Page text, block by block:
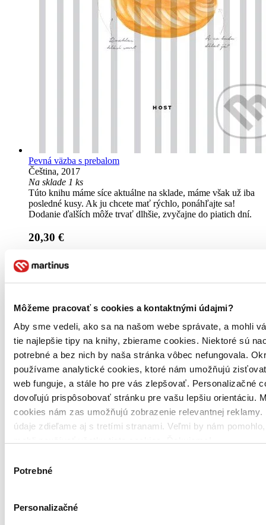
Môžeme pracovať s cookies a kontaktnými údajmi?
Aby sme vedeli, ako sa na našom webe správate, a mohli
tie najlepšie tipy na knihy, zbierame cookies. Niektoré sú
potrebné a bez nich by naša stránka vôbec nefungovala.
používame analytické cookies, ktoré nám umožňujú
web funguje, a stále ho pre vás zlepšovať. Personalizačné
dovoľujú prispôsobovať stránku pre vašu lepšiu orientáciu.
cookies nám zas umožňujú zobrazenie relevantnej reklamy.
údaje zdieľame aj s tretími stranami. Veľmi by nám
súhlasu
Potrebné
Personalizačné
Pevná väzba s prebalom
Čeština, 2017
Na sklade 1 ks
Túto knihu máme síce aktuálne na sklade, máme však už iba
posledné kusy. Ak ju chcete mať rýchlo, ponáhľajte sa!
Dodanie ďalších môže trvať dlhšie, zvyčajne do piatich dní.
20,30 €
Vložiť do košíka